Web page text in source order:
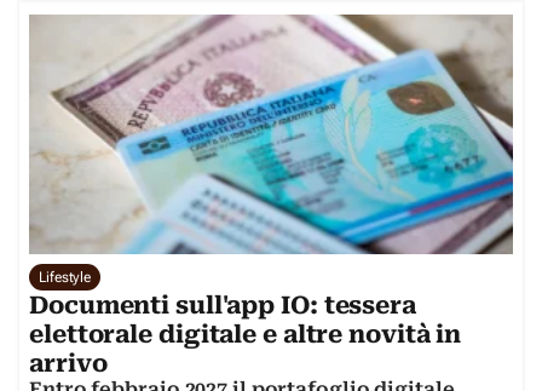
Lifestyle
Documenti sull'app IO: tessera
elettorale digitale e altre novità in
arrivo